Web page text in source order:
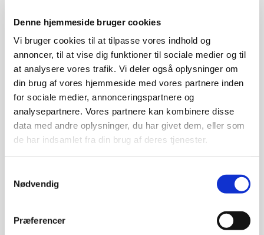
Denne hjemmeside bruger cookies
Vi bruger cookies til at tilpasse vores indhold og
annoncer, til at vise dig funktioner til sociale medier og til
at analysere vores trafik. Vi deler også oplysninger om
din brug af vores hjemmeside med vores partnere inden
for sociale medier, annonceringspartnere og
analysepartnere. Vores partnere kan kombinere disse
data med andre oplysninger, du har givet dem, eller som
de har indsamlet fra din brug af deres tjenester.
Nødvendig
Præferencer
Institute, Københavns Universitet.
Tirsdag d. 26. september 18.45-21.00
Sted:SEF, Fåborgvej 44, 5700 Svendborg(Auditoriet).
Livestream fra Aarhus Universitet.
Deltagelse er gratis, man møder bare op.
mennesker ser forskellige ud og rammes af forskellige
sygdomme, hvornår nutidens danske forfædre kom til
Grønland så ud for 2 millioner år siden.